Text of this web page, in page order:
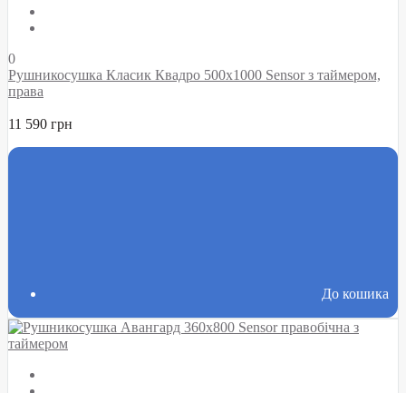
0
Рушникосушка Класик Квадро 500х1000 Sensor з таймером,
права
11 590 грн
До кошика